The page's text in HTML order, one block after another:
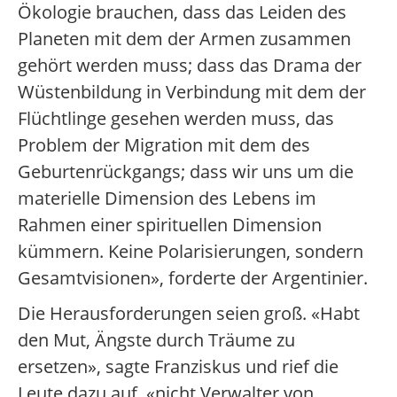
Ökologie brauchen, dass das Leiden des
Planeten mit dem der Armen zusammen
gehört werden muss; dass das Drama der
Wüstenbildung in Verbindung mit dem der
Flüchtlinge gesehen werden muss, das
Problem der Migration mit dem des
Geburtenrückgangs; dass wir uns um die
materielle Dimension des Lebens im
Rahmen einer spirituellen Dimension
kümmern. Keine Polarisierungen, sondern
Gesamtvisionen», forderte der Argentinier.
Die Herausforderungen seien groß. «Habt
den Mut, Ängste durch Träume zu
ersetzen», sagte Franziskus und rief die